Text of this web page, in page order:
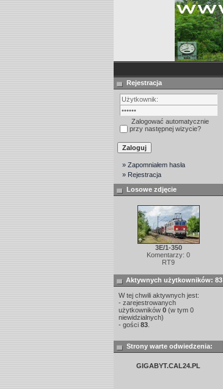
Rejestracja
Zalogować automatycznie
przy następnej wizycie?
» Zapomniałem hasła
» Rejestracja
Losowe zdjęcie
3E/1-350
Komentarzy: 0
RT9
Aktywnych użytkowników: 83
W tej chwili aktywnych jest:
- zarejestrowanych
użytkowników 0(w tym 0
niewidzialnych)
- gości 83.
Strony warte odwiedzenia:
GIGABYT.CAL24.PL